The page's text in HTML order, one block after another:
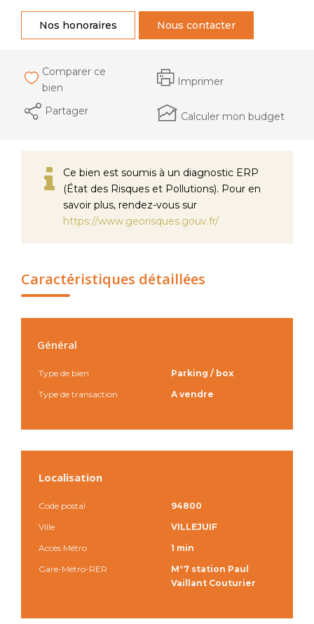
Nos honoraires Nous contacter
Comparer ce
bien
Imprimer
Partager Calculer mon budget
Ce bien est soumis à un diagnostic ERP
(État des Risques et Pollutions). Pour en
savoir plus, rendez-vous sur
https://www.georisques.gouv.fr/
Caractéristiques détaillées
Général
Type de bien
Parking / box
Type de transaction
A vendre
Localisation
Code postal
94800
Ville
VILLEJUIF
Accès Métro
1 min
Gare-Métro-RER
M°7 station Paul
Vaillant Couturier